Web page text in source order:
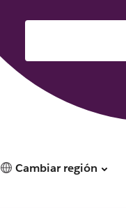
Cambiar región